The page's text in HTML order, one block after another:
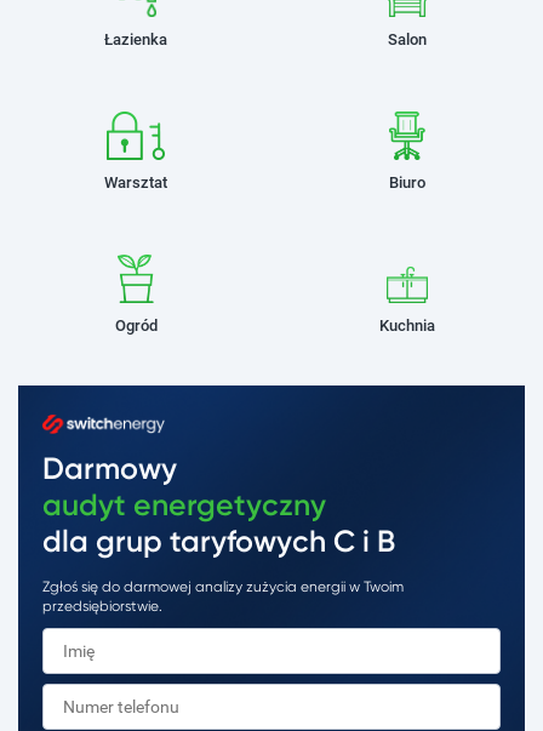
Łazienka Salon
Warsztat Biuro
Ogród Kuchnia
Darmowy
audyt energetyczny
dla grup taryfowych C i B
Zgłoś się do darmowej analizy zużycia energii w Twoim
przedsiębiorstwie.